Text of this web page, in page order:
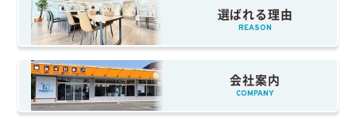
選ばれる理由
REASON
会社案内
COMPANY